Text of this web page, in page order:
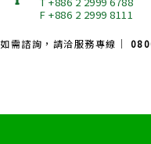
F +886 2 2999 8111
如需諮詢，請洽服務專線｜